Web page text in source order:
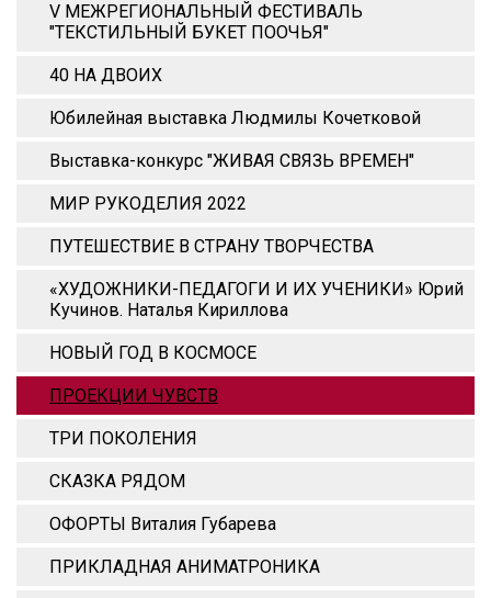
V МЕЖРЕГИОНАЛЬНЫЙ ФЕСТИВАЛЬ
"ТЕКСТИЛЬНЫЙ БУКЕТ ПООЧЬЯ"
40 НА ДВОИХ
Юбилейная выставка Людмилы Кочетковой
Выставка-конкурс "ЖИВАЯ СВЯЗЬ ВРЕМЕН"
МИР РУКОДЕЛИЯ 2022
ПУТЕШЕСТВИЕ В СТРАНУ ТВОРЧЕСТВА
«ХУДОЖНИКИ-ПЕДАГОГИ И ИХ УЧЕНИКИ» Юрий
Кучинов. Наталья Кириллова
НОВЫЙ ГОД В КОСМОСЕ
ПРОЕКЦИИ ЧУВСТВ
ТРИ ПОКОЛЕНИЯ
СКАЗКА РЯДОМ
ОФОРТЫ Виталия Губарева
ПРИКЛАДНАЯ АНИМАТРОНИКА